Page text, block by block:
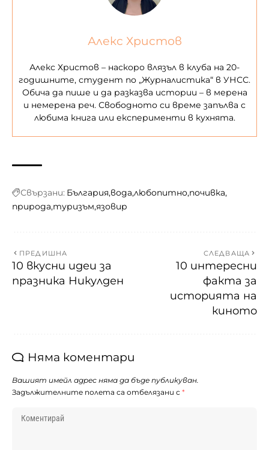
Алекс Христов
Алекс Христов – наскоро влязъл в клуба на 20-
годишните, студент по „Журналистика“ в УНСС.
Обича да пише и да разказва истории – в мерена
и немерена реч. Свободното си време запълва с
любима книга или експерименти в кухнята.
Свързани: България вода любопитно почивка
природа туризъм язовир
ПРЕДИШНА
10 вкусни идеи за
празника Никулден
СЛЕДВАЩА
10 интересни
факта за
историята на
киното
Няма коментари
Вашият имейл адрес няма да бъде публикуван.
Задължителните полета са отбелязани с *